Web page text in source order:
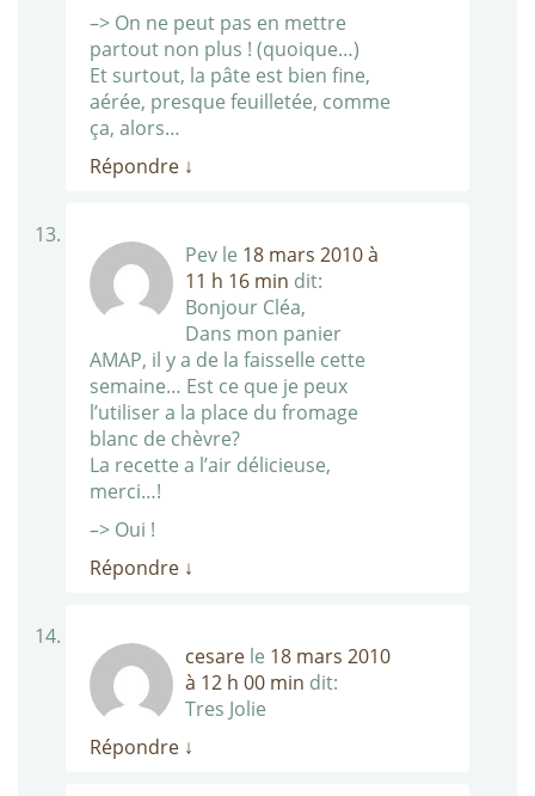
–> On ne peut pas en mettre
partout non plus ! (quoique…)
Et surtout, la pâte est bien fine,
aérée, presque feuilletée, comme
ça, alors…
Répondre ↓
Pev le 18 mars 2010 à
11 h 16 min dit:
Bonjour Cléa,
Dans mon panier
AMAP, il y a de la faisselle cette
semaine… Est ce que je peux
l’utiliser a la place du fromage
blanc de chèvre?
La recette a l’air délicieuse,
merci…!
–> Oui !
Répondre ↓
cesare le 18 mars 2010
à 12 h 00 min dit:
Tres Jolie
Répondre ↓